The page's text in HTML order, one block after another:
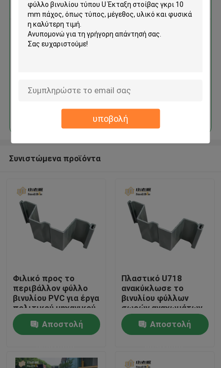
υποβολή
Σπίτι
Προϊόντα
Περίπου εμείς
Αποκτήστε την καλύτερη τιμή για
Σύνθετο φύλλο βινυλίου τύπου
U Έκταξη στοίβας γκρι 10 mm
Να συνεχίσει
Συνιστώμενα προϊόντα
Φιλικό προς το
περιβάλλον φύλλο
βινυλίου PVC για έργα
πολιτικού μηχανικού
Προφίλ PVC
Αποστολή
Πλαστικό U718
ανακύκλωσε το
βινυλίου φύλλων
σωρών αναχωμάτων
σταθεροποίησης
κοιτών του ποταμού
σωρό φύλλων
πλαστικό
Αποστολή